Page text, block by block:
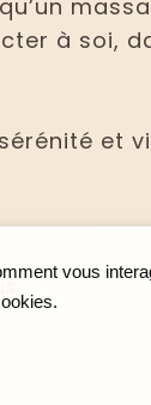
à soi,
et
vous